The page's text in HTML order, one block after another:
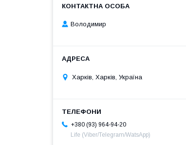
Володимир
Харків, Харків, Україна
+380 (93) 964-94-20
Life (Viber/Telegram/WatsApp)